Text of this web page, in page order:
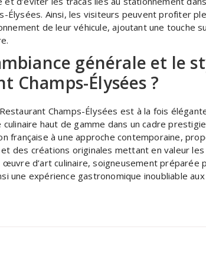
Élysées. Ainsi, les visiteurs peuvent profiter
de leur véhicule, ajoutant une touche
générale et le
Champs-Élysées ?
Champs-Élysées est à la fois
haut de gamme dans un cadre
française à une approche contemporaine,
des créations originales mettant en valeur
d’art culinaire, soigneusement préparée
une expérience gastronomique inoubliable